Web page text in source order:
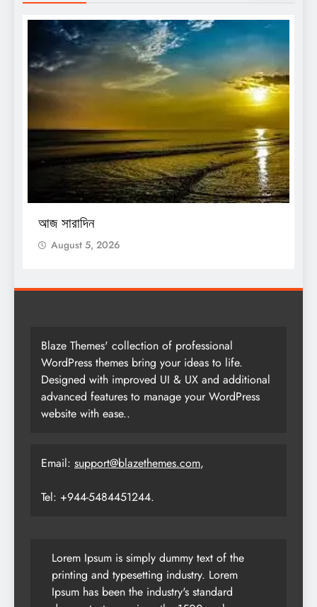
আজ সারাদিন
August 5, 2026
Blaze Themes' collection of professional
WordPress themes bring your ideas to life.
Designed with improved UI & UX and additional
advanced features to manage your WordPress
website with ease..
Email: support@blazethemes.com,
Tel: +944-5484451244.
Lorem Ipsum is simply dummy text of the
printing and typesetting industry. Lorem
Ipsum has been the industry's standard